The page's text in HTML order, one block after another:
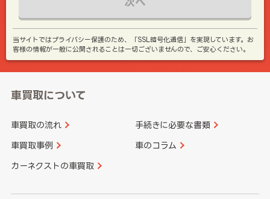
当サイトではプライバシー保護のため、「SSL暗号化通信」を実現しています。お
客様の情報が一般に公開されることは一切ございませんので、ご安心ください。
車買取について
車買取の流れ 手続きに必要な書類
車買取事例 車のコラム
カーネクストの車買取